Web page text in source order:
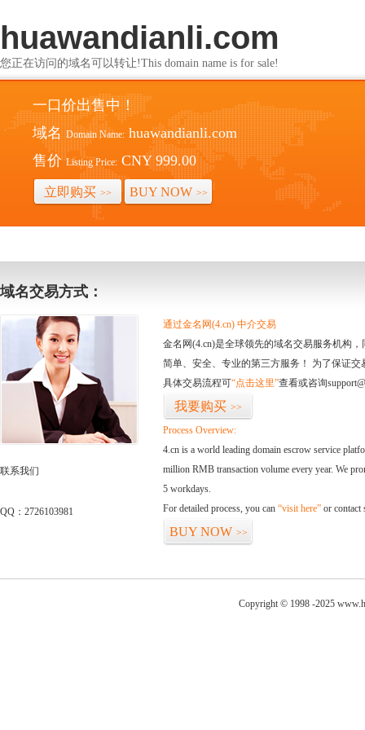
huawandianli.com
您正在访问的域名可以转让!This domain name is for sale!
一口价出售中！
域名 Domain Name: huawandianli.com
售价 Listing Price: CNY 999.00
立即购买 >> BUY NOW >>
域名交易方式：
联系我们
QQ：2726103981
通过金名网(4.cn) 中介交易
金名网(4.cn)是全球领先的域名交易服务机构
简单、安全、专业的第三方服务！ 为了保证
具体交易流程可“点击这里”查看或咨询
我要购买 >>
Process Overview:
4.cn is a world leading domain escrow service
million RMB transaction volume every year. We
5 workdays.
For detailed process, you can “visit here” or contact
BUY NOW >>
Copyright © 1998 -2025